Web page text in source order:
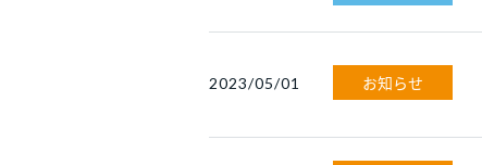
2023/05/01 お知らせ